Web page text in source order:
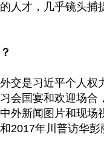
人才，几乎镜头捕
交是习近平个人权
会国宴和欢迎场合
外新闻图片和现场
2017年川普访华彭